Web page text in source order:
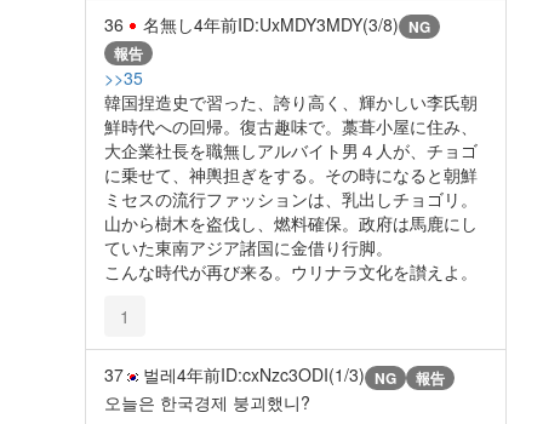
36 名無し4年前ID:UxMDY3MDY(3/8) NG
報告
>>35
韓国捏造史で習った、誇り高く、輝かしい李氏朝
鮮時代への回帰。復古趣味で。藁葺小屋に住み、
大企業社長を職無しアルバイト男４人が、チョゴ
に乗せて、神輿担ぎをする。その時になると朝鮮
ミセスの流行ファッションは、乳出しチョゴリ。
山から樹木を盗伐し、燃料確保。政府は馬鹿にし
ていた東南アジア諸国に金借り行脚。
こんな時代が再び来る。ウリナラ文化を讃えよ。
1
37 벌레4年前ID:cxNzc3ODI(1/3) NG 報告
오늘은 한국경제 붕괴했니?